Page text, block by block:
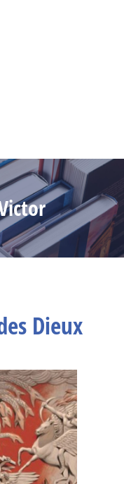
Dieux